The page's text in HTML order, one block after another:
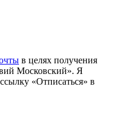
в целях получения
Московский». Я
«Отписаться» в